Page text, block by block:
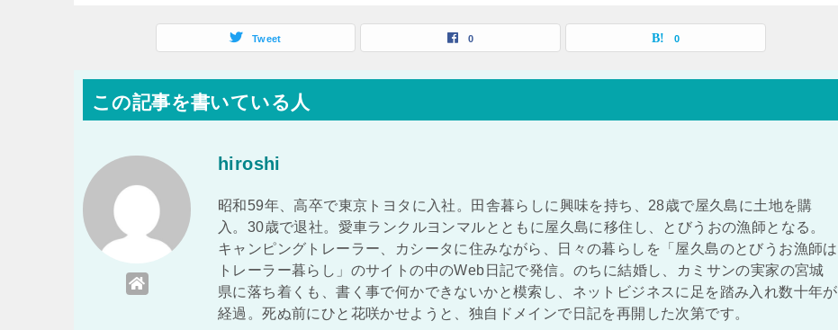
Tweet 0 0
この記事を書いている人
hiroshi
昭和59年、高卒で東京トヨタに入社。田舎暮らしに興味を持ち、28歳で屋久島に土地を購
入。30歳で退社。愛車ランクルヨンマルとともに屋久島に移住し、とびうおの漁師となる。
キャンピングトレーラー、カシータに住みながら、日々の暮らしを「屋久島のとびうお漁師は
トレーラー暮らし」のサイトの中のWeb日記で発信。のちに結婚し、カミサンの実家の宮城
県に落ち着くも、書く事で何かできないかと模索し、ネットビジネスに足を踏み入れ数十年が
経過。死ぬ前にひと花咲かせようと、独自ドメインで日記を再開した次第です。